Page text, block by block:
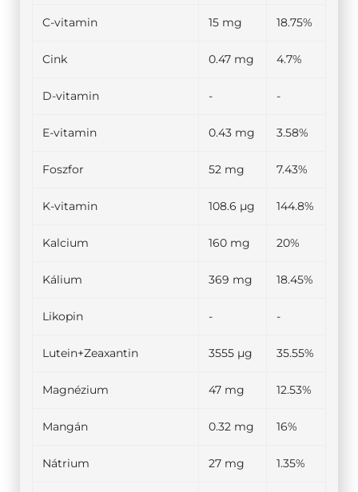
C-vitamin 15 mg 18.75%
Cink 0.47 mg 4.7%
D-vitamin - -
E-vitamin 0.43 mg 3.58%
Foszfor 52 mg 7.43%
K-vitamin 108.6 µg 144.8%
Kalcium 160 mg 20%
Kálium 369 mg 18.45%
Likopin - -
Lutein+Zeaxantin 3555 µg 35.55%
Magnézium 47 mg 12.53%
Mangán 0.32 mg 16%
Nátrium 27 mg 1.35%